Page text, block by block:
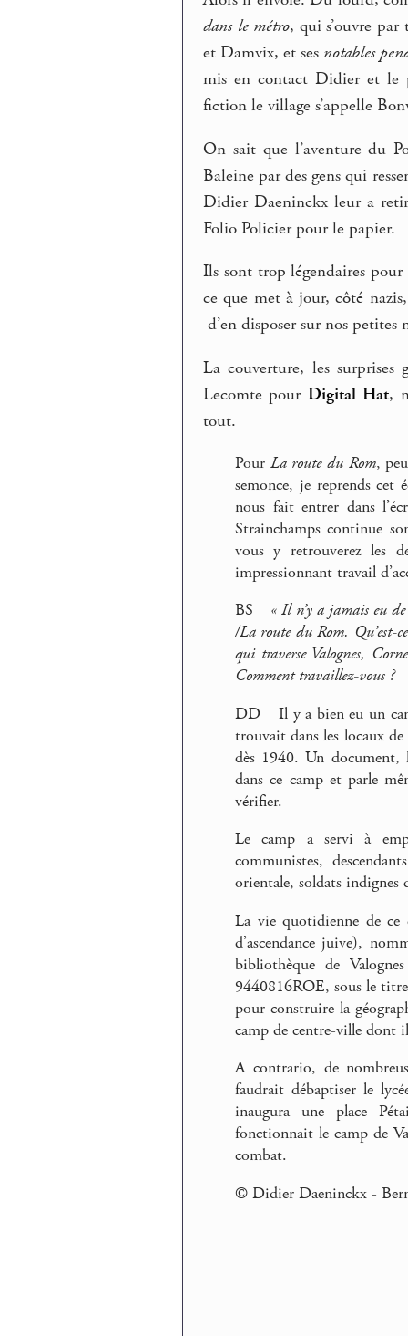
dans le métro, qui s’ouvre
et Damvix, et ses notables
mis en contact Didier et le
fiction le village s’appelle
On sait que l’aventure du
Baleine par des gens qui
Didier Daeninckx leur a
Folio Policier pour le papier.
Ils sont trop légendaires
ce que met à jour, côté
d’en disposer sur nos
La couverture, les surprises
Lecomte pour Digital Hat,
tout.
Pour La route du Rom,
semonce, je reprends cet
nous fait entrer dans
Strainchamps continue
vous y retrouverez les
impressionnant travail
BS _ « Il n’y a jamais eu
/La route du Rom. Qu’est-
qui traverse Valognes,
Comment travaillez-vous ?
DD _ Il y a bien eu un
trouvait dans les locaux
dès 1940. Un document,
dans ce camp et parle
vérifier.
Le camp a servi à
communistes,
orientale, soldats indignes
La vie quotidienne de ce
d’ascendance juive),
bibliothèque de
9440816ROE, sous le
pour construire la
camp de centre-ville dont
A contrario, de
faudrait débaptiser le
inaugura une place
fonctionnait le camp de
combat.
© Didier Daeninckx -